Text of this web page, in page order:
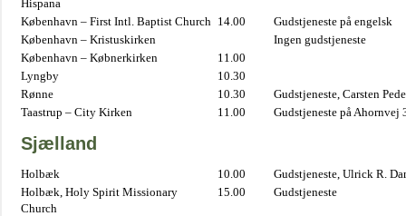
Hispana
København – First Intl. Baptist Church 14.00
Gudstjeneste på engelsk
København – Kristuskirken
Ingen gudstjeneste
København – Købnerkirken
11.00
Lyngby
10.30
Rønne
10.30
Gudstjeneste, Carsten
Taastrup – City Kirken
11.00 Gudstjeneste på Ahornvej
Sjælland
Holbæk 10.00
Gudstjeneste, Ulrick R.
Holbæk, Holy Spirit Missionary
Church
15.00 Gudstjeneste